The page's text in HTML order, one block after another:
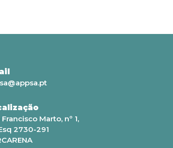
Francisco Marto, nº 1,
2730-291